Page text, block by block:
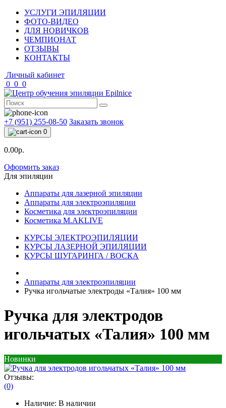
УСЛУГИ ЭПИЛЯЦИИ
ФОТО-ВИДЕО
ДЛЯ НОВИЧКОВ
ЧЕМПИОНАТ
ОТЗЫВЫ
КОНТАКТЫ
Личный кабинет
0 0 0
+7 (951) 255-08-50 Заказать звонок
0
0.00р.
Оформить заказ
Для эпиляции
Аппараты для лазерной эпиляции
Аппараты для электроэпиляции
Косметика для электроэпиляции
Косметика M.AKLIVE
КУРСЫ ЭЛЕКТРОЭПИЛЯЦИИ
КУРСЫ ЛАЗЕРНОЙ ЭПИЛЯЦИИ
КУРСЫ ШУГАРИНГА / ВОСКА
Аппараты для электроэпиляции
Ручка игольчатые электроды «Талия» 100 мм
Ручка для электродов
игольчатых «Талия» 100 мм
Новинки
Отзывы:
(0)
Наличие: В наличии